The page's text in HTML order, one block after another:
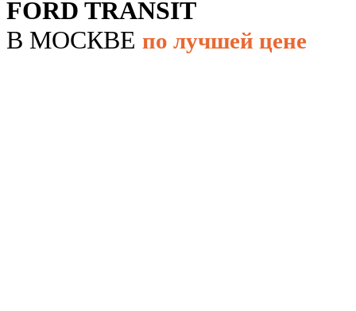
FORD TRANSIT
В МОСКВЕ по лучшей цене